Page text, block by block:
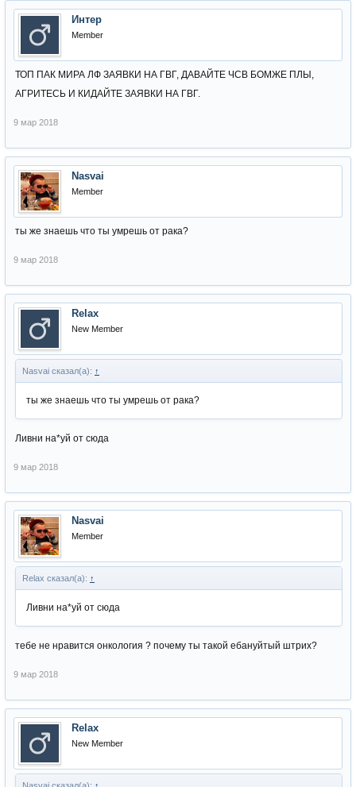
Интер
Member
ТОП ПАК МИРА ЛФ ЗАЯВКИ НА ГВГ, ДАВАЙТЕ ЧСВ БОМЖЕ ПЛЫ,
АГРИТЕСЬ И КИДАЙТЕ ЗАЯВКИ НА ГВГ.
9 мар 2018
Nasvai
Member
ты же знаешь что ты умрешь от рака?
9 мар 2018
Relax
New Member
Nasvai сказал(а): ↑
ты же знаешь что ты умрешь от рака?
Ливни на*уй от сюда
9 мар 2018
Nasvai
Member
Relax сказал(а): ↑
Ливни на*уй от сюда
тебе не нравится онкология ? почему ты такой ебануйтый штрих?
9 мар 2018
Relax
New Member